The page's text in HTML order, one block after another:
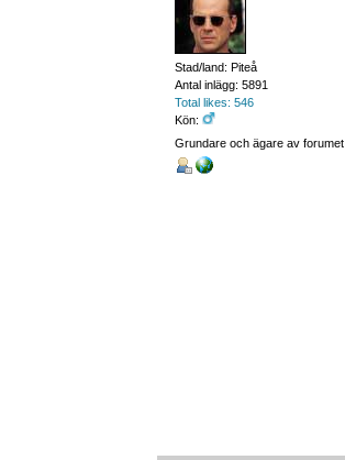
Stad/land: Piteå
Antal inlägg: 5891
Total likes: 546
Kön:
Grundare och ägare av forumet